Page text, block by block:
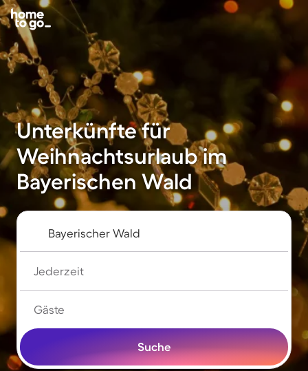
Unterkünfte für
Weihnachtsurlaub im
Bayerischen Wald
Jederzeit
Gäste
Suche